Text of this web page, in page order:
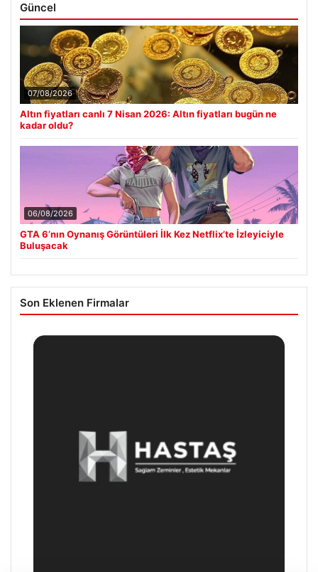
Güncel
07/08/2026
Altın fiyatları canlı 7 Nisan 2026: Altın fiyatları bugün ne
kadar oldu?
06/08/2026
GTA 6’nın Oynanış Görüntüleri İlk Kez Netflix’te İzleyiciyle
Buluşacak
Son Eklenen Firmalar